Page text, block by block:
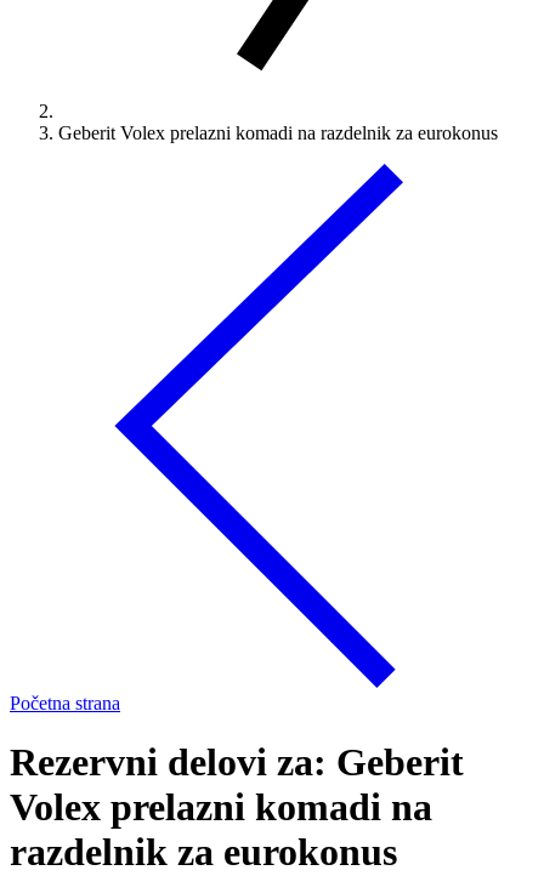
Geberit Volex prelazni komadi na razdelnik za eurokonus
Početna strana
Rezervni delovi za: Geberit
Volex prelazni komadi na
razdelnik za eurokonus